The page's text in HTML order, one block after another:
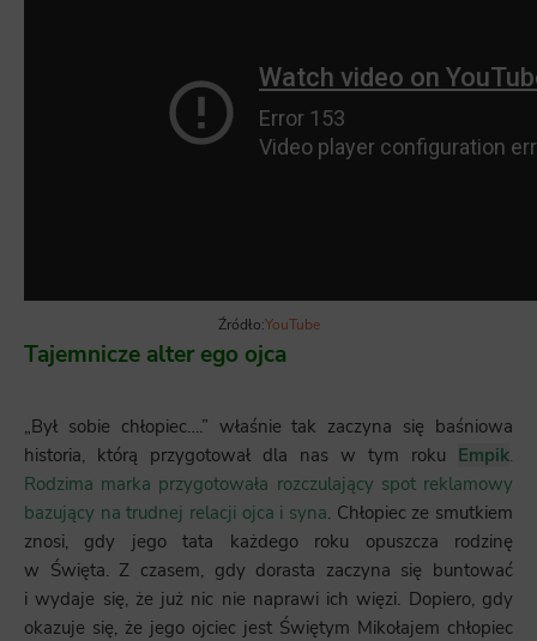
Źródło:YouTube
Tajemnicze alter ego ojca
„Był sobie chłopiec….” właśnie tak zaczyna się baśniowa
historia, którą przygotował dla nas w tym roku Empik.
Rodzima marka przygotowała rozczulający spot reklamowy
bazujący na trudnej relacji ojca i syna. Chłopiec ze smutkiem
znosi, gdy jego tata każdego roku opuszcza rodzinę
w Święta. Z czasem, gdy dorasta zaczyna się buntować
i wydaje się, że już nic nie naprawi ich więzi. Dopiero, gdy
okazuje się, że jego ojciec jest Świętym Mikołajem chłopiec